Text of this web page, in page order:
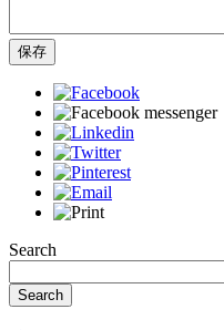
保存
Search
Search